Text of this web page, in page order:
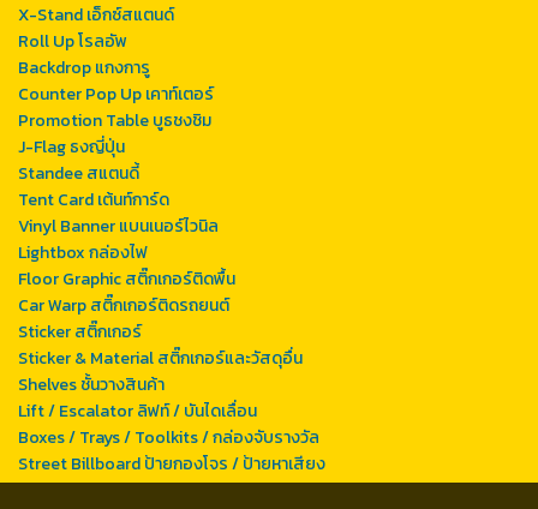
X-Stand เอ็กซ์สแตนด์
Roll Up โรลอัพ
Backdrop แกงการู
Counter Pop Up เคาท์เตอร์
Promotion Table บูธชงชิม
J-Flag ธงญี่ปุ่น
Standee สแตนดี้
Tent Card เต้นท์การ์ด
Vinyl Banner แบนเนอร์ไวนิล
Lightbox กล่องไฟ
Floor Graphic สติ๊กเกอร์ติดพื้น
Car Warp สติ๊กเกอร์ติดรถยนต์
Sticker สติ๊กเกอร์
Sticker & Material สติ๊กเกอร์และวัสดุอื่น
Shelves ชั้นวางสินค้า
Lift / Escalator ลิฟท์ / บันไดเลื่อน
Boxes / Trays / Toolkits / กล่องจับรางวัล
Street Billboard ป้ายกองโจร / ป้ายหาเสียง